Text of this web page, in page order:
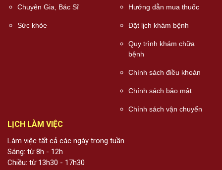
Chuyên Gia, Bác Sĩ
Sức khỏe
Hướng dẫn mua thuốc
Đặt lịch khám bệnh
Quy trình khám chữa
bệnh
Chính sách điều khoản
Chính sách bảo mật
Chính sách vận chuyển
LỊCH LÀM VIỆC
Làm việc tất cả các ngày trong tuần
Sáng: từ 8h - 12h
Chiều: từ 13h30 - 17h30